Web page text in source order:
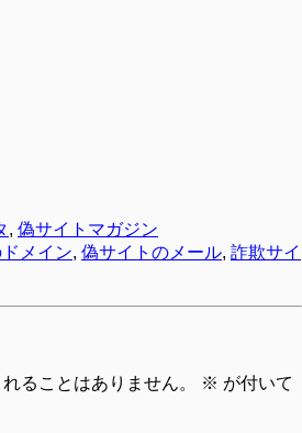
, 偽サイトマガジン
メイン, 偽サイトのメール, 詐欺サイ
ることはありません。 ※ が付いて